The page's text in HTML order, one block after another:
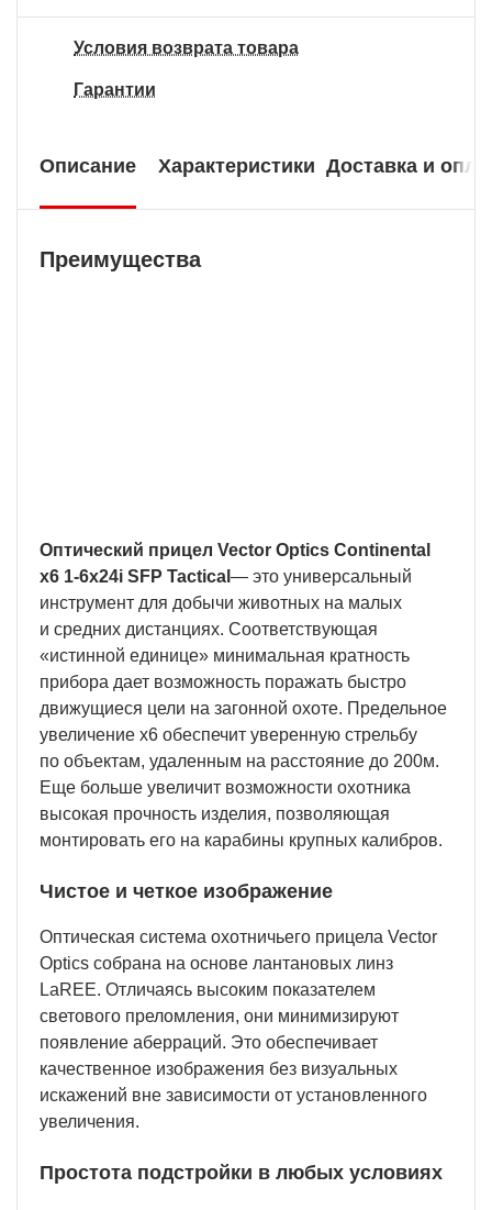
Условия возврата товара
Гарантии
Описание Характеристики Доставка и
Преимущества
Оптический прицел Vector Optics Continental
x6 1-6x24i SFP Tactical — это универсальный
инструмент для добычи животных на малых
и средних дистанциях. Соответствующая
«истинной единице» минимальная кратность
прибора дает возможность поражать быстро
движущиеся цели на загонной охоте. Предельное
увеличение х6 обеспечит уверенную стрельбу
по объектам, удаленным на расстояние до 200м.
Еще больше увеличит возможности охотника
высокая прочность изделия, позволяющая
монтировать его на карабины крупных калибров.
Чистое и четкое изображение
Оптическая система охотничьего прицела Vector
Optics собрана на основе лантановых линз
LaREE. Отличаясь высоким показателем
светового преломления, они минимизируют
появление аберраций. Это обеспечивает
качественное изображения без визуальных
искажений вне зависимости от установленного
увеличения.
Простота подстройки в любых условиях